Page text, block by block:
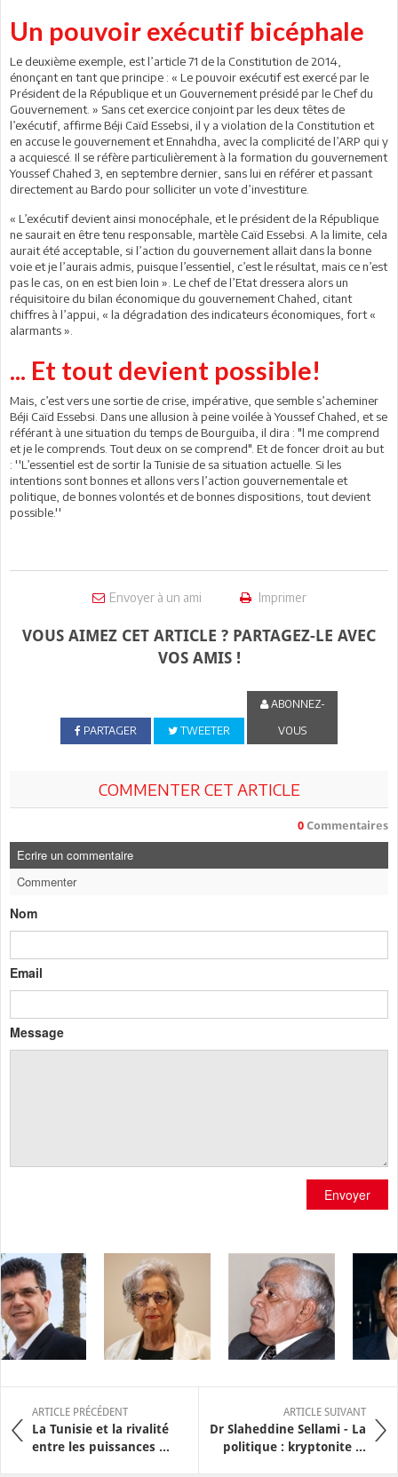
Un pouvoir exécutif bicéphale
Le deuxième exemple, est l’article 71 de la Constitution de 2014,
énonçant en tant que principe : « Le pouvoir exécutif est exercé par le
Président de la République et un Gouvernement présidé par le Chef du
Gouvernement. » Sans cet exercice conjoint par les deux têtes de
l’exécutif, affirme Béji Caïd Essebsi, il y a violation de la Constitution et
en accuse le gouvernement et Ennahdha, avec la complicité de l’ARP qui y
a acquiescé. Il se réfère particulièrement à la formation du gouvernement
Youssef Chahed 3, en septembre dernier, sans lui en référer et passant
directement au Bardo pour solliciter un vote d’investiture.
« L’exécutif devient ainsi monocéphale, et le président de la République
ne saurait en être tenu responsable, martèle Caïd Essebsi. A la limite, cela
aurait été acceptable, si l’action du gouvernement allait dans la bonne
voie et je l’aurais admis, puisque l’essentiel, c’est le résultat, mais ce n’est
pas le cas, on en est bien loin ». Le chef de l’Etat dressera alors un
réquisitoire du bilan économique du gouvernement Chahed, citant
chiffres à l’appui, « la dégradation des indicateurs économiques, fort «
alarmants ».
... Et tout devient possible!
Mais, c’est vers une sortie de crise, impérative, que semble s’acheminer
Béji Caïd Essebsi. Dans une allusion à peine voilée à Youssef Chahed, et se
référant à une situation du temps de Bourguiba, il dira : "l me comprend
et je le comprends. Tout deux on se comprend". Et de foncer droit au but
: ''L’essentiel est de sortir la Tunisie de sa situation actuelle. Si les
intentions sont bonnes et allons vers l’action gouvernementale et
politique, de bonnes volontés et de bonnes dispositions, tout devient
possible.''
Envoyer à un ami Imprimer
VOUS AIMEZ CET ARTICLE ? PARTAGEZ-LE AVEC
VOS AMIS !
PARTAGER TWEETER
ABONNEZ-
VOUS
COMMENTER CET ARTICLE
0 Commentaires
Ecrire un commentaire
Commenter
Nom
Email
Message
Envoyer
ARTICLE PRÉCÉDENT
La Tunisie et la rivalité
entre les puissances ...
ARTICLE SUIVANT
Dr Slaheddine Sellami - La
politique : kryptonite ...